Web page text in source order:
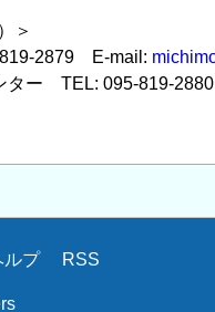
＞
2879 E-mail:
ター TEL: 095-819-2880
ルプ RSS